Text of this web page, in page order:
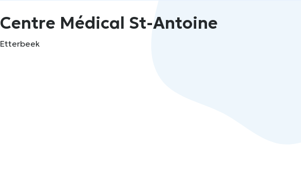
Centre Médical St-Antoine
Etterbeek